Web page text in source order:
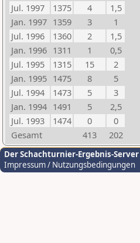
Jul. 1997
1375 4
1,5
Jan. 1997 1359 3
1
Jul. 1996
1360 2
1,5
Jan. 1996 1311 1
0,5
Jul. 1995
1315 15
2
Jan. 1995 1475 8
5
Jul. 1994
1473 5
3
Jan. 1994 1491 5
2,5
Jul. 1993
1474 0
0
Gesamt
413 202
Der Schachturnier-Ergebnis-Server
Impressum / Nutzungsbedingungen